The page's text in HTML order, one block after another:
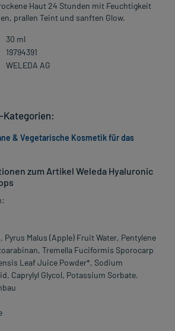
Haut 24 Stunden mit Feuchtigkeit
prallen Teint und sanften Glow.
30 ml
19794391
WELEDA AG
zum Artikel Weleda Hyaluronic
Pyrus Malus (Apple) Fruit Water, Pentylene
Tremella Fuciformis Sporocarp
Leaf Juice Powder*, Sodium
Caprylyl Glycol, Potassium Sorbate.
Kategorien:
& Vegetarische Kosmetik für das